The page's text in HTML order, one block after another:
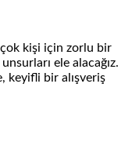
çok kişi için zorlu bir
ele alacağız.
keyifli bir alışveriş